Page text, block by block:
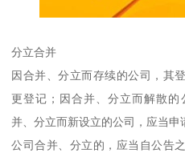
分立合并
因合并、分立而存续的公司，其
更登记；因合并、分立而解散
并、分立而新设立的公司，应当申
公司合并、分立的，应当自公告